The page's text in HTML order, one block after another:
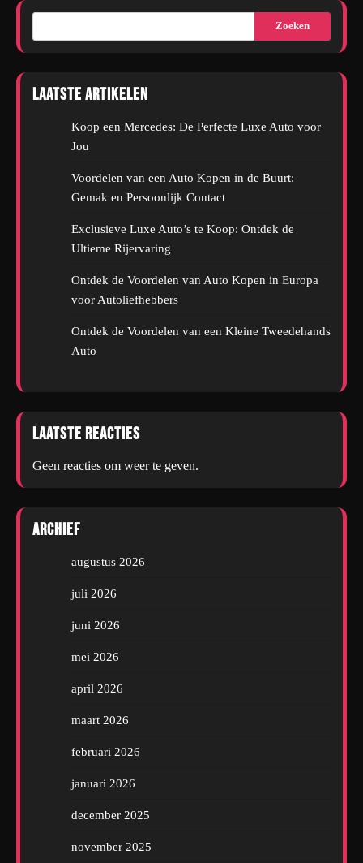
Zoeken
Laatste artikelen
Koop een Mercedes: De Perfecte Luxe Auto voor
Jou
Voordelen van een Auto Kopen in de Buurt:
Gemak en Persoonlijk Contact
Exclusieve Luxe Auto’s te Koop: Ontdek de
Ultieme Rijervaring
Ontdek de Voordelen van Auto Kopen in Europa
voor Autoliefhebbers
Ontdek de Voordelen van een Kleine Tweedehands
Auto
Laatste reacties
Geen reacties om weer te geven.
Archief
augustus 2026
juli 2026
juni 2026
mei 2026
april 2026
maart 2026
februari 2026
januari 2026
december 2025
november 2025